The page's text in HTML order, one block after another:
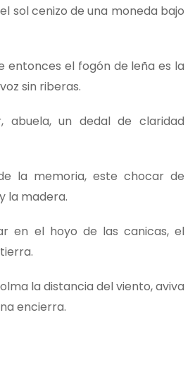
sol cenizo de una moneda bajo
entonces el fogón de leña es la
sin riberas.
abuela, un dedal de claridad
la memoria, este chocar de
la madera.
en el hoyo de las canicas, el
la distancia del viento, aviva
encierra.